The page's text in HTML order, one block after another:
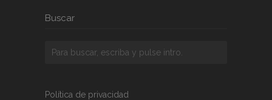
Buscar
Política de privacidad